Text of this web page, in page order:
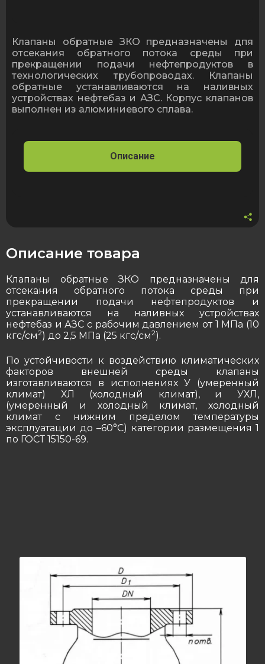
Клапаны обратные ЗКО предназначены дпя
отсекания обратного потока среды при
прекращении подачи нефтепродуктов в
технологических трубопроводах. Клапаны
обратные устанавливаются на наливных
устройствах нефтебаз и АЗС. Корпус клапанов
выполнен из алюминиевого сплава.
Описание
Описание товара
Клапаны обратные ЗКО предназначены для
отсекания обратного потока среды при
прекращении подачи нефтепродуктов и
устанавливаются на наливных устройствах
нефтебаз и АЗС с рабочим давлением от 1 МПа (10
кгс/см2) до 2,5 МПа (25 кгс/см2).
По устойчивости к воздействию климатических
факторов внешней среды клапаны
изготавливаются в исполнениях У (умеренный
климат) ХЛ (холодный климат), и УХЛ,
(умеренный и холодный климат, холодный
климат с нижним пределом температуры
эксплуатации до –60°С) категории размещения 1
по ГОСТ 15150-69.